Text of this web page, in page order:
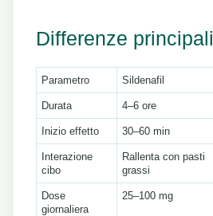
Differenze principali
Parametro Sildenafil
Durata 4–6 ore
Inizio effetto 30–60 min
Interazione
cibo
Rallenta con pasti
grassi
Dose
giornaliera
25–100 mg